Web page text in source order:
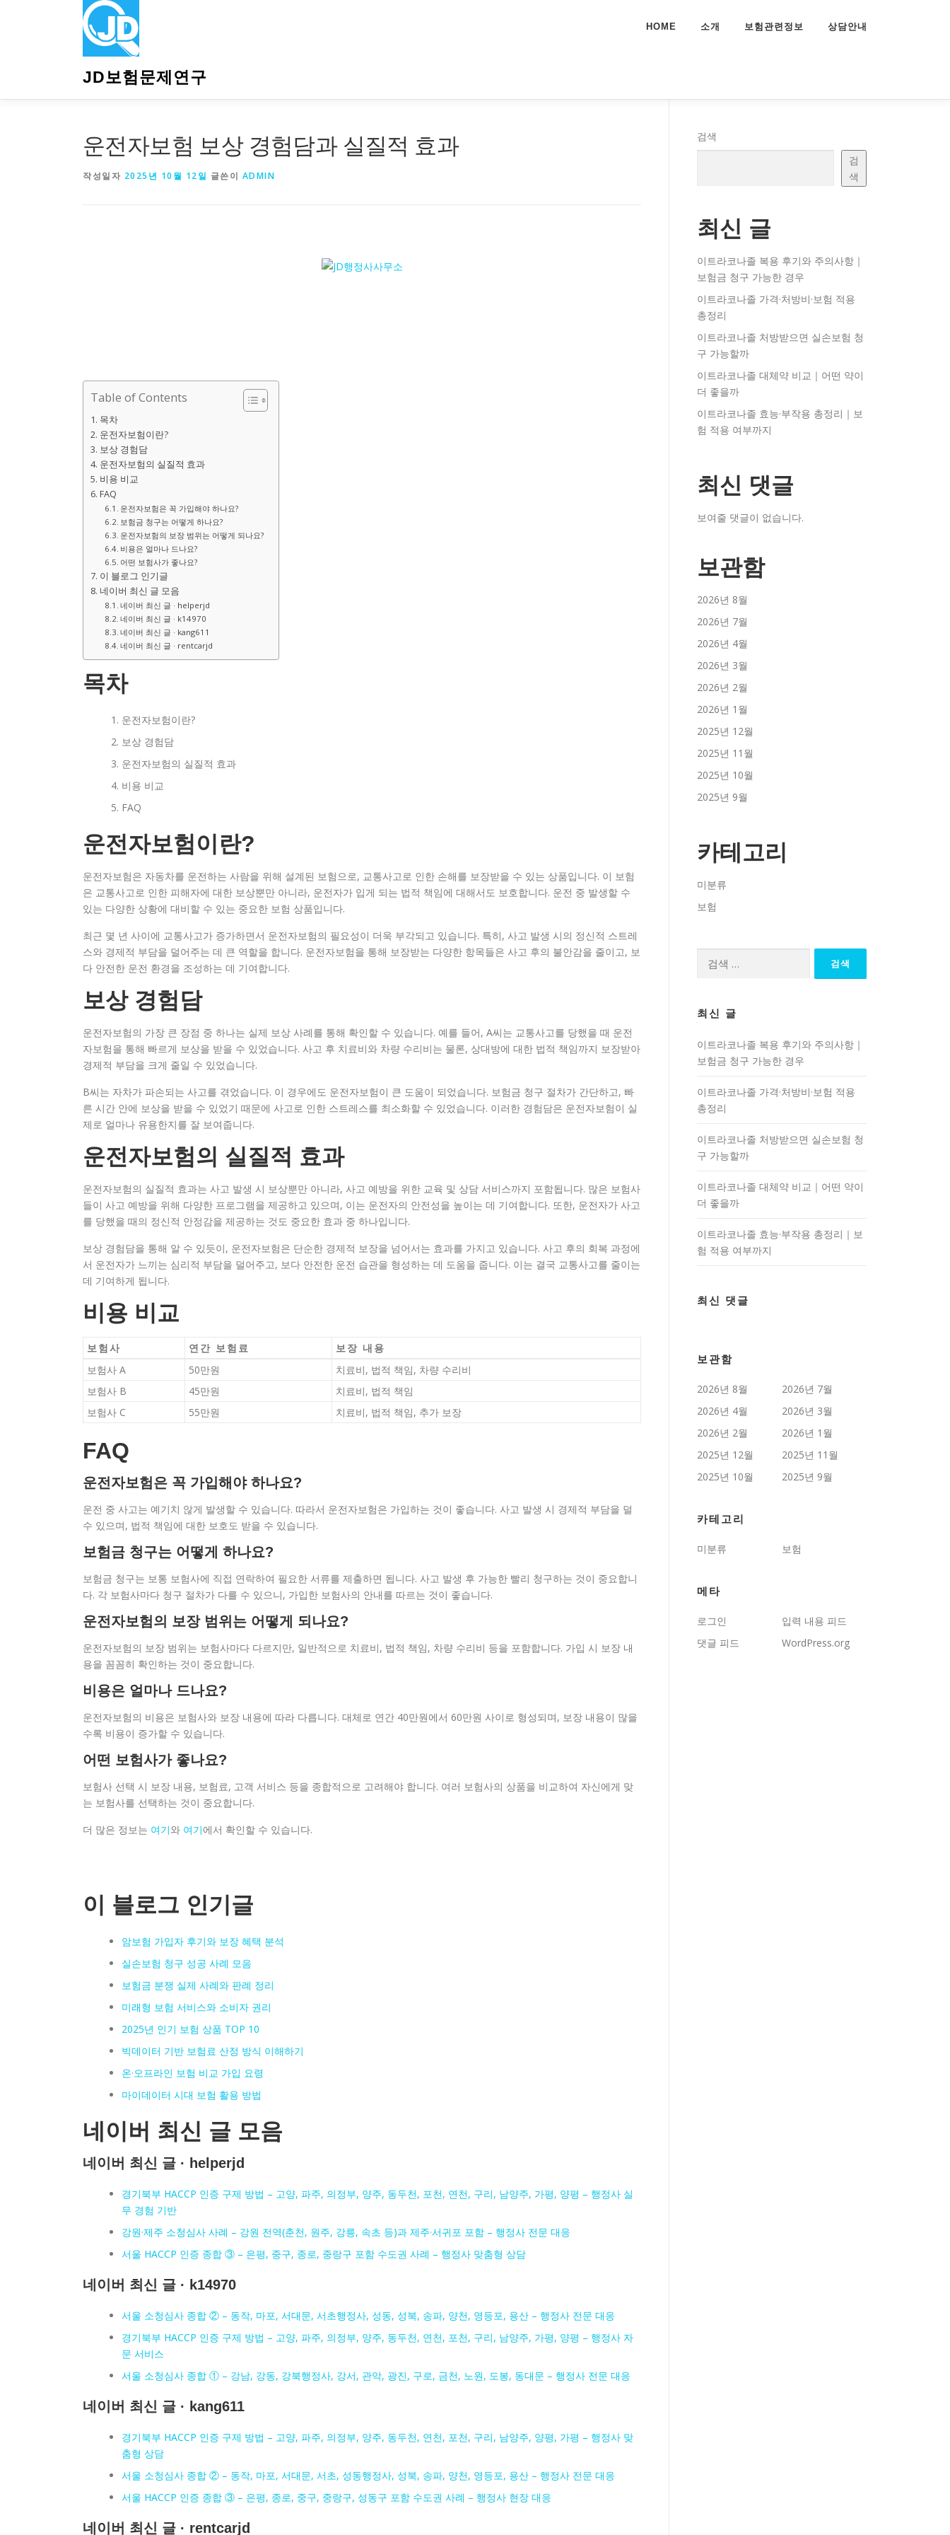
JD보험문제연구
HOME 소개 보험관련정보 상담안내
운전자보험 보상 경험담과 실질적 효과
작성일자 2025년 10월 12일 글쓴이 ADMIN
Table of Contents
목차
운전자보험이란?
보상 경험담
운전자보험의 실질적 효과
비용 비교
FAQ
운전자보험은 꼭 가입해야 하나요?
보험금 청구는 어떻게 하나요?
운전자보험의 보장 범위는 어떻게 되나요?
비용은 얼마나 드나요?
어떤 보험사가 좋나요?
이 블로그 인기글
네이버 최신 글 모음
네이버 최신 글 · helperjd
네이버 최신 글 · k14970
네이버 최신 글 · kang611
네이버 최신 글 · rentcarjd
목차
운전자보험이란?
보상 경험담
운전자보험의 실질적 효과
비용 비교
FAQ
운전자보험이란?
운전자보험은 자동차를 운전하는 사람을 위해 설계된 보험으로, 교통사고로 인한 손해를 보장받을 수 있는 상품입니다. 이 보험
은 교통사고로 인한 피해자에 대한 보상뿐만 아니라, 운전자가 입게 되는 법적 책임에 대해서도 보호합니다. 운전 중 발생할 수
있는 다양한 상황에 대비할 수 있는 중요한 보험 상품입니다.
최근 몇 년 사이에 교통사고가 증가하면서 운전자보험의 필요성이 더욱 부각되고 있습니다. 특히, 사고 발생 시의 정신적 스트레
스와 경제적 부담을 덜어주는 데 큰 역할을 합니다. 운전자보험을 통해 보장받는 다양한 항목들은 사고 후의 불안감을 줄이고, 보
다 안전한 운전 환경을 조성하는 데 기여합니다.
보상 경험담
운전자보험의 가장 큰 장점 중 하나는 실제 보상 사례를 통해 확인할 수 있습니다. 예를 들어, A씨는 교통사고를 당했을 때 운전
자보험을 통해 빠르게 보상을 받을 수 있었습니다. 사고 후 치료비와 차량 수리비는 물론, 상대방에 대한 법적 책임까지 보장받아
경제적 부담을 크게 줄일 수 있었습니다.
B씨는 자차가 파손되는 사고를 겪었습니다. 이 경우에도 운전자보험이 큰 도움이 되었습니다. 보험금 청구 절차가 간단하고, 빠
른 시간 안에 보상을 받을 수 있었기 때문에 사고로 인한 스트레스를 최소화할 수 있었습니다. 이러한 경험담은 운전자보험이 실
제로 얼마나 유용한지를 잘 보여줍니다.
운전자보험의 실질적 효과
운전자보험의 실질적 효과는 사고 발생 시 보상뿐만 아니라, 사고 예방을 위한 교육 및 상담 서비스까지 포함됩니다. 많은 보험사
들이 사고 예방을 위해 다양한 프로그램을 제공하고 있으며, 이는 운전자의 안전성을 높이는 데 기여합니다. 또한, 운전자가 사고
를 당했을 때의 정신적 안정감을 제공하는 것도 중요한 효과 중 하나입니다.
보상 경험담을 통해 알 수 있듯이, 운전자보험은 단순한 경제적 보장을 넘어서는 효과를 가지고 있습니다. 사고 후의 회복 과정에
서 운전자가 느끼는 심리적 부담을 덜어주고, 보다 안전한 운전 습관을 형성하는 데 도움을 줍니다. 이는 결국 교통사고를 줄이는
데 기여하게 됩니다.
비용 비교
보험사 연간 보험료
보장 내용
보험사 A
50만원
치료비, 법적 책임, 차량 수리비
보험사 B
45만원
치료비, 법적 책임
보험사 C
55만원 치료비, 법적 책임, 추가 보장
FAQ
운전자보험은 꼭 가입해야 하나요?
운전 중 사고는 예기치 않게 발생할 수 있습니다. 따라서 운전자보험은 가입하는 것이 좋습니다. 사고 발생 시 경제적 부담을 덜
수 있으며, 법적 책임에 대한 보호도 받을 수 있습니다.
보험금 청구는 어떻게 하나요?
보험금 청구는 보통 보험사에 직접 연락하여 필요한 서류를 제출하면 됩니다. 사고 발생 후 가능한 빨리 청구하는 것이 중요합니
다. 각 보험사마다 청구 절차가 다를 수 있으니, 가입한 보험사의 안내를 따르는 것이 좋습니다.
운전자보험의 보장 범위는 어떻게 되나요?
운전자보험의 보장 범위는 보험사마다 다르지만, 일반적으로 치료비, 법적 책임, 차량 수리비 등을 포함합니다. 가입 시 보장 내
용을 꼼꼼히 확인하는 것이 중요합니다.
비용은 얼마나 드나요?
운전자보험의 비용은 보험사와 보장 내용에 따라 다릅니다. 대체로 연간 40만원에서 60만원 사이로 형성되며, 보장 내용이 많을
수록 비용이 증가할 수 있습니다.
어떤 보험사가 좋나요?
보험사 선택 시 보장 내용, 보험료, 고객 서비스 등을 종합적으로 고려해야 합니다. 여러 보험사의 상품을 비교하여 자신에게 맞
는 보험사를 선택하는 것이 중요합니다.
더 많은 정보는 여기와 여기에서 확인할 수 있습니다.
이 블로그 인기글
암보험 가입자 후기와 보장 혜택 분석
실손보험 청구 성공 사례 모음
보험금 분쟁 실제 사례와 판례 정리
미래형 보험 서비스와 소비자 권리
2025년 인기 보험 상품 TOP 10
빅데이터 기반 보험료 산정 방식 이해하기
온·오프라인 보험 비교 가입 요령
마이데이터 시대 보험 활용 방법
네이버 최신 글 모음
네이버 최신 글 · helperjd
경기북부 HACCP 인증 구제 방법 – 고양, 파주, 의정부, 양주, 동두천, 포천, 연천, 구리, 남양주, 가평, 양평 – 행정사 실
무 경험 기반
강원·제주 소청심사 사례 – 강원 전역(춘천, 원주, 강릉, 속초 등)과 제주·서귀포 포함 – 행정사 전문 대응
서울 HACCP 인증 종합 ③ – 은평, 중구, 종로, 중랑구 포함 수도권 사례 – 행정사 맞춤형 상담
네이버 최신 글 · k14970
서울 소청심사 종합 ② – 동작, 마포, 서대문, 서초행정사, 성동, 성북, 송파, 양천, 영등포, 용산 – 행정사 전문 대응
경기북부 HACCP 인증 구제 방법 – 고양, 파주, 의정부, 양주, 동두천, 연천, 포천, 구리, 남양주, 가평, 양평 – 행정사 자
문 서비스
서울 소청심사 종합 ① – 강남, 강동, 강북행정사, 강서, 관악, 광진, 구로, 금천, 노원, 도봉, 동대문 – 행정사 전문 대응
네이버 최신 글 · kang611
경기북부 HACCP 인증 구제 방법 – 고양, 파주, 의정부, 양주, 동두천, 연천, 포천, 구리, 남양주, 양평, 가평 – 행정사 맞
춤형 상담
서울 소청심사 종합 ② – 동작, 마포, 서대문, 서초, 성동행정사, 성북, 송파, 양천, 영등포, 용산 – 행정사 전문 대응
서울 HACCP 인증 종합 ③ – 은평, 종로, 중구, 중랑구, 성동구 포함 수도권 사례 – 행정사 현장 대응
네이버 최신 글 · rentcarjd
검색
검
색
최신 글
이트라코나졸 복용 후기와 주의사항｜
보험금 청구 가능한 경우
이트라코나졸 가격·처방비·보험 적용
총정리
이트라코나졸 처방받으면 실손보험 청
구 가능할까
이트라코나졸 대체약 비교｜어떤 약이
더 좋을까
이트라코나졸 효능·부작용 총정리｜보
험 적용 여부까지
최신 댓글
보여줄 댓글이 없습니다.
보관함
2026년 8월
2026년 7월
2026년 4월
2026년 3월
2026년 2월
2026년 1월
2025년 12월
2025년 11월
2025년 10월
2025년 9월
카테고리
미분류
보험
최신 글
이트라코나졸 복용 후기와 주의사항｜
보험금 청구 가능한 경우
이트라코나졸 가격·처방비·보험 적용
총정리
이트라코나졸 처방받으면 실손보험 청
구 가능할까
이트라코나졸 대체약 비교｜어떤 약이
더 좋을까
이트라코나졸 효능·부작용 총정리｜보
험 적용 여부까지
최신 댓글
보관함
2026년 8월
2026년 7월
2026년 4월
2026년 3월
2026년 2월
2026년 1월
2025년 12월
2025년 11월
2025년 10월
2025년 9월
카테고리
미분류 보험
메타
로그인
입력 내용 피드
댓글 피드
WordPress.org